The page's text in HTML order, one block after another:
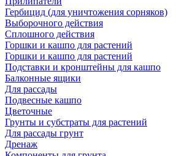
Гербицид (для уничтожения сорняков)
Выборочного действия
Сплошного действия
Горшки и кашпо для растений
Горшки и кашпо для растений
Подставки и кронштейны для кашпо
Балконные ящики
Для рассады
Подвесные кашпо
Цветочные
Грунты и субстраты для растений
Для рассады грунт
Дренаж